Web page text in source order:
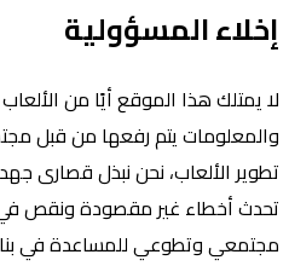
إخلاء المسؤولية
لا يمتلك هذا الموقع أيًا من
والمعلومات يتم رفعها من قبل
تطوير الألعاب، نحن نبذل قصارى
تحدث أخطاء غير مقصودة ونقص في
مجتمعي وتطوعي للمساعدة في